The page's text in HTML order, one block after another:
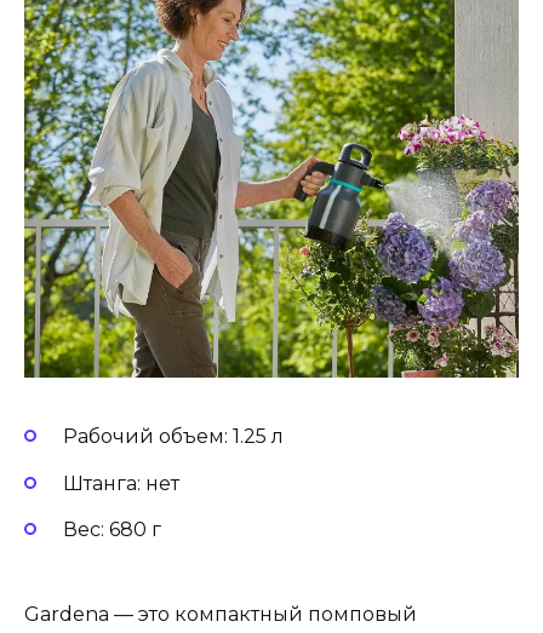
Рабочий объем: 1.25 л
Штанга: нет
Вес: 680 г
Gardena — это компактный помповый